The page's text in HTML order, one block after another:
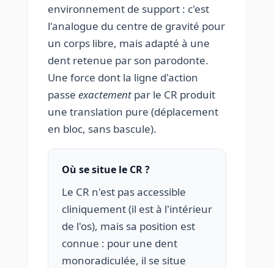
environnement de support : c'est
l'analogue du centre de gravité pour
un corps libre, mais adapté à une
dent retenue par son parodonte.
Une force dont la ligne d'action
passe exactement par le CR produit
une translation pure (déplacement
en bloc, sans bascule).
Où se situe le CR ?
Le CR n'est pas accessible
cliniquement (il est à l'intérieur
de l'os), mais sa position est
connue : pour une dent
monoradiculée, il se situe